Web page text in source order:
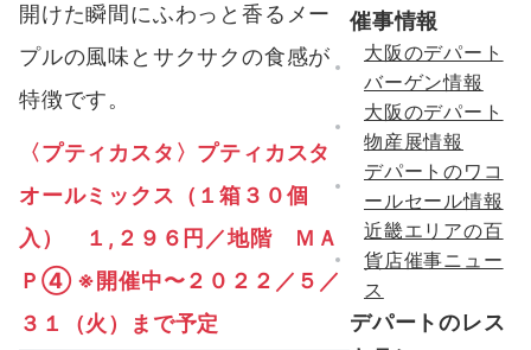
開けた瞬間にふわっと香るメー
プルの風味とサクサクの食感が
特徴です。
〈プティカスタ〉プティカスタ
オールミックス（１箱３０個
入） １,２９６円／地階 ＭＡ
Ｐ④ ※開催中〜２０２２ ／ ５／
３１（火）まで予定
催事情報
大阪のデパート
バーゲン情報
大阪のデパート
物産展情報
デパートのワコ
ールセール情報
近畿エリアの百
貨店催事ニュー
ス
デパートのレス